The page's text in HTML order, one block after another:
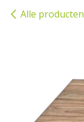
Alle producten